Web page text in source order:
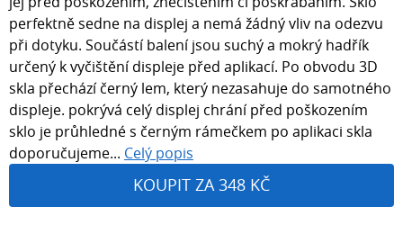
perfektně sedne na displej a nemá žádný vliv na odezvu
při dotyku. Součástí balení jsou suchý a mokrý hadřík
určený k vyčištění displeje před aplikací. Po obvodu 3D
skla přechází černý lem, který nezasahuje do samotného
displeje. pokrývá celý displej chrání před poškozením
sklo je průhledné s černým rámečkem po aplikaci skla
doporučujeme... Celý popis
KOUPIT ZA 348 KČ